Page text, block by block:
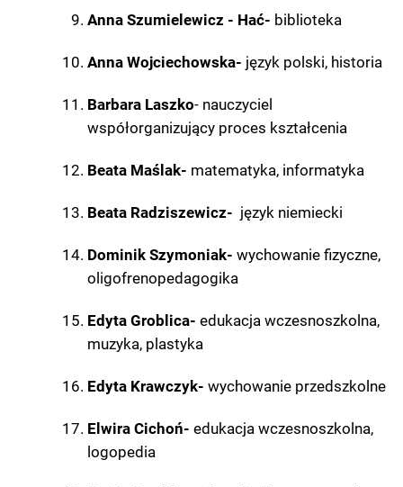
Anna Szumielewicz - Hać- biblioteka
Anna Wojciechowska- język polski, historia
Barbara Laszko- nauczyciel
współorganizujący proces kształcenia
Beata Maślak- matematyka, informatyka
Beata Radziszewicz- język niemiecki
Dominik Szymoniak-wychowanie fizyczne,
oligofrenopedagogika
Edyta Groblica-edukacja wczesnoszkolna,
muzyka, plastyka
Edyta Krawczyk- wychowanie przedszkolne
Elwira Cichoń- edukacja wczesnoszkolna,
logopedia